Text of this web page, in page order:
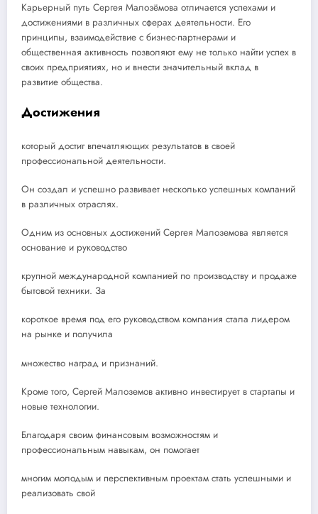
Карьерный путь Сергея Малозёмова отличается успехами и
достижениями в различных сферах деятельности. Его
принципы, взаимодействие с бизнес-партнерами и
общественная активность позволяют ему не только найти успех в
своих предприятиях, но и внести значительный вклад в
развитие общества.
Достижения
который достиг впечатляющих результатов в своей
профессиональной деятельности.
Он создал и успешно развивает несколько успешных компаний
в различных отраслях.
Одним из основных достижений Сергея Малоземова является
основание и руководство
крупной международной компанией по производству и продаже
бытовой техники. За
короткое время под его руководством компания стала лидером
на рынке и получила
множество наград и признаний.
Кроме того, Сергей Малоземов активно инвестирует в стартапы и
новые технологии.
Благодаря своим финансовым возможностям и
профессиональным навыкам, он помогает
многим молодым и перспективным проектам стать успешными и
реализовать свой